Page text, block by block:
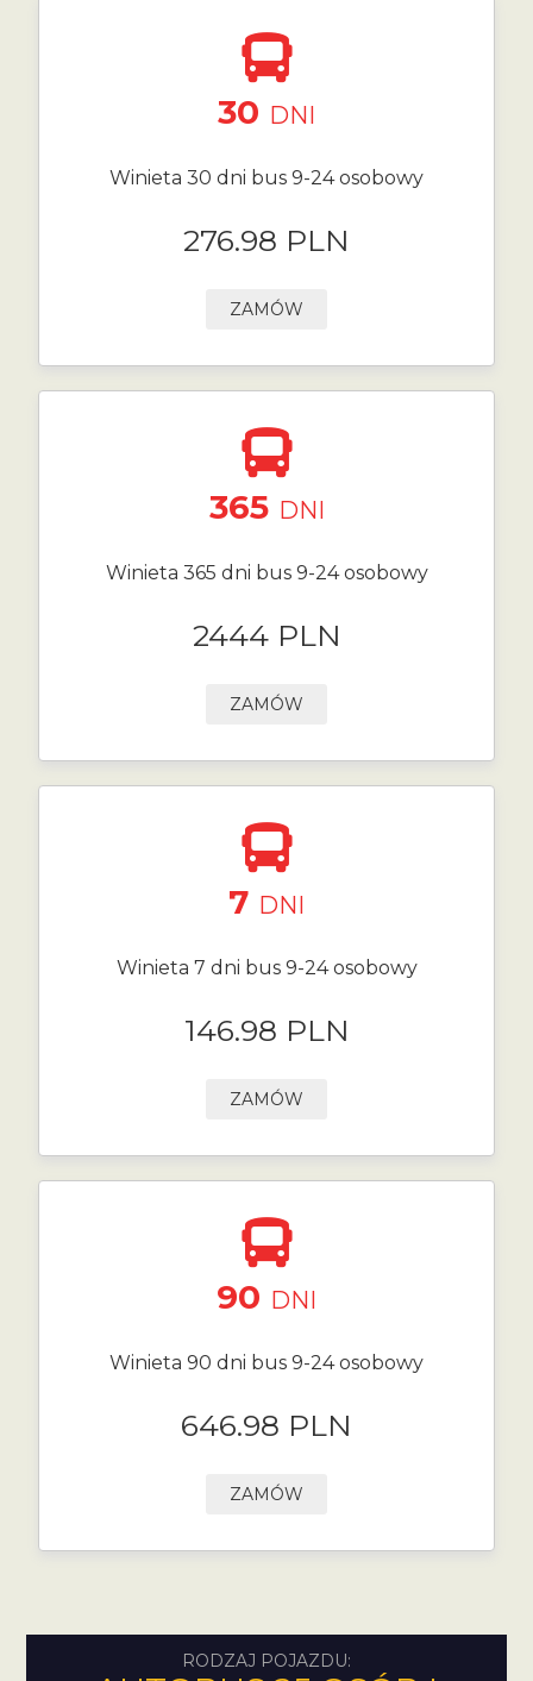
30 DNI
Winieta 30 dni bus 9-24 osobowy
276.98 PLN
ZAMÓW
365 DNI
Winieta 365 dni bus 9-24 osobowy
2444 PLN
ZAMÓW
7 DNI
Winieta 7 dni bus 9-24 osobowy
146.98 PLN
ZAMÓW
90 DNI
Winieta 90 dni bus 9-24 osobowy
646.98 PLN
ZAMÓW
RODZAJ POJAZDU: